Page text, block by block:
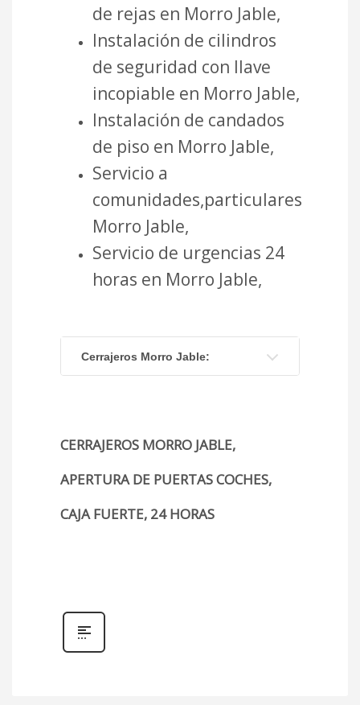
de rejas en Morro Jable,
Instalación de cilindros
de seguridad con llave
incopiable en Morro Jable,
Instalación de candados
de piso en Morro Jable,
Servicio a
comunidades,particulares
Morro Jable,
Servicio de urgencias 24
horas en Morro Jable,
Cerrajeros Morro Jable:
CERRAJEROS MORRO JABLE,
APERTURA DE PUERTAS COCHES,
CAJA FUERTE, 24 HORAS